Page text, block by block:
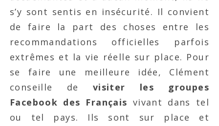
s’y sont sentis en insécurité. Il convient
de faire la part des choses entre les
recommandations officielles parfois
extrêmes et la vie réelle sur place. Pour
se faire une meilleure idée, Clément
conseille de visiter les groupes
Facebook des Français vivant dans tel
ou tel pays. Ils sont sur place et